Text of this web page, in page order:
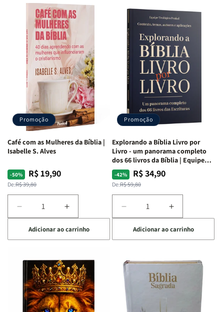
Bíblia
para
Estudo
da
Mulher
NVA
Capa
Dura
|
Preta
Bíblia
para
o
Estudo
da
Mulher
|
NVA
|
Capa
Dura
|
Bíblia
o
Estudo
da
Mulher
NVA
Capa
Dura
|
Bíblia
para
o
Estudo
Mulher
|
NVA
|
Capa
Dura
|
Promoção
Café com as Mulheres da Bíblia |
Isabelle S. Alves
-50%
Preço
normal
De:R$ 39,80
Preço
promocional
R$ 19,90
Diminuir
a
quantidade
de
com
Mulheres
da
Bíblia
Aumentar
a
quantidade
de
com
as
Mulheres
da
Bíblia
Adicionar ao carrinho
Promoção
Explorando a Bíblia Livro por
Livro - um panorama completo
dos 66 livros da Bíblia | Equipe
teológica Penkal
-42%
Preço
normal
De:R$ 59,80
Preço
promocional
R$ 34,90
Diminuir
a
quantidade
de
a
Bíblia
Livro
por
Livro
Aumentar
a
quantidade
de
a
Bíblia
Livro
Adicionar ao carrinho